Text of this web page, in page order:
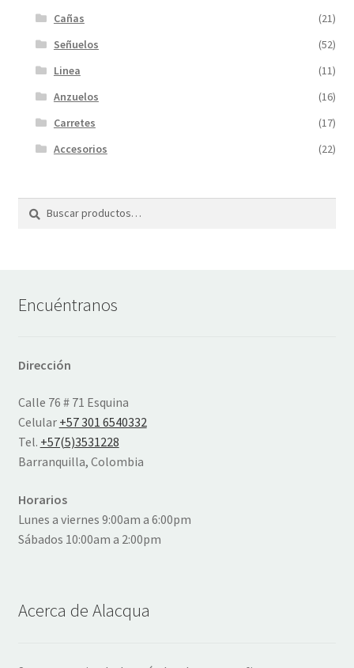
Cañas
(21)
Señuelos
(52)
Linea
(11)
Anzuelos
(16)
Carretes
(17)
Accesorios
(22)
Encuéntranos
Dirección
Calle 76 # 71 Esquina
Celular +57 301 6540332
Tel. +57(5)3531228
Barranquilla, Colombia
Horarios
Lunes a viernes 9:00am a 6:00pm
Sábados 10:00am a 2:00pm
Acerca de Alacqua